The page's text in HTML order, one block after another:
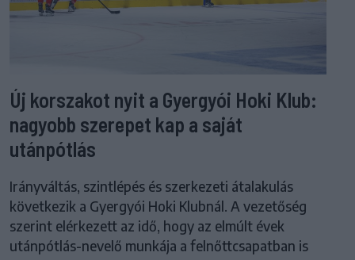
Új korszakot nyit a Gyergyói Hoki Klub:
nagyobb szerepet kap a saját
utánpótlás
Irányváltás, szintlépés és szerkezeti átalakulás
következik a Gyergyói Hoki Klubnál. A vezetőség
szerint elérkezett az idő, hogy az elmúlt évek
utánpótlás-nevelő munkája a felnőttcsapatban is